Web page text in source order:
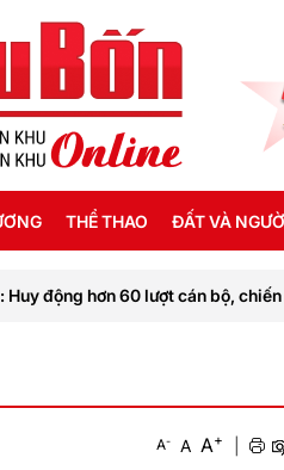
THỂ THAO ĐẤT VÀ
bộ, chiến sĩ sơ tán người dân,
A- A A+